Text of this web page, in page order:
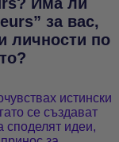
за вас,
личности по
истински
се създават
споделят идеи,